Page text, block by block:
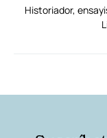
Historiador,